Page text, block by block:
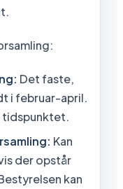
Det faste,
i februar-april.
Kan
der opstår
kan